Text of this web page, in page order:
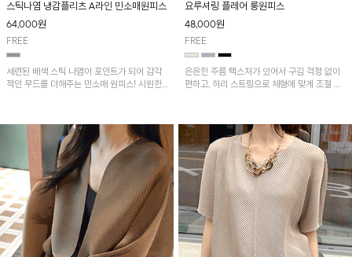
스틱나염 냉감플리츠 A라인 민소매원피스
64,000원
FREE
세련된 배색 스틱 나염이 포인트가 되어 감각
적인 무드를 더해주는 민소매 원피스! 시원한
인 실루엣이 여성스럽고 편안한 핏을 연출해
요루셔링 플레어 롱원피스
48,000원
FREE
은은한 주름 텍스처가 있어서 구김 걱정 없이
편하고, 허리 스트링으로 체형에 맞게 조절 가